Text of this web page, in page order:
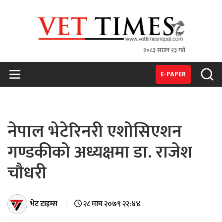
२०८३ साउन २३ गते
E-PAPER
नेपाल भेटेरिनरी एशोसिएशन
गण्डकीको अध्यक्षमा डा. राजेश
चौधरी
भेट टाइम्स २८ माघ २०७९ २२:४४